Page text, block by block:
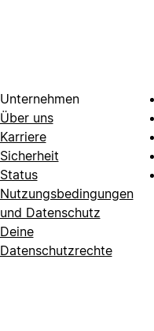
Unternehmen
Über uns
Karriere
Sicherheit
Status
Nutzungsbedingungen
und Datenschutz
Deine
Datenschutzrechte